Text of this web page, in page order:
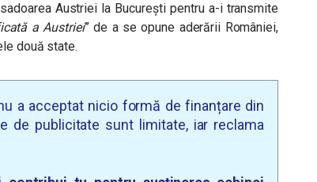
Austriei la București pentru a-i transmite
a Austriei” de a se opune aderării României,
două state.
a acceptat nicio formă de finanțare din
de publicitate sunt limitate, iar reclama